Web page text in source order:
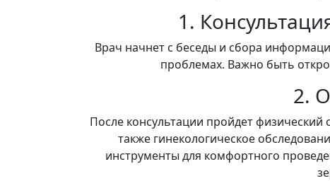
1.
Врач начнет с беседы и сбора
проблемах. Важно быть
2.
После консультации пройдет
также гинекологическое
инструменты для комфортного